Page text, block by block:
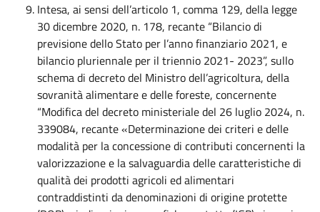
Intesa, ai sensi dell’articolo 1, comma 129, della legge
30 dicembre 2020, n. 178, recante “Bilancio di
previsione dello Stato per l’anno finanziario 2021, e
bilancio pluriennale per il triennio 2021- 2023”, sullo
schema di decreto del Ministro dell’agricoltura, della
sovranità alimentare e delle foreste, concernente
“Modifica del decreto ministeriale del 26 luglio 2024, n.
339084, recante «Determinazione dei criteri e delle
modalità per la concessione di contributi concernenti la
valorizzazione e la salvaguardia delle caratteristiche di
qualità dei prodotti agricoli ed alimentari
contraddistinti da denominazioni di origine protette